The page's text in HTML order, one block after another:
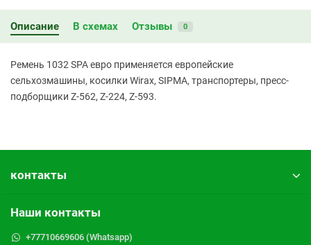
Описание В схемах Отзывы 0
Ремень 1032 SPA евро применяется европейские
сельхозмашины, косилки Wirax, SIPMA, транспортеры, пресс-
подборщики Z-562, Z-224, Z-593.
контакты
Наши контакты
+77710669606 (Whatsapp)